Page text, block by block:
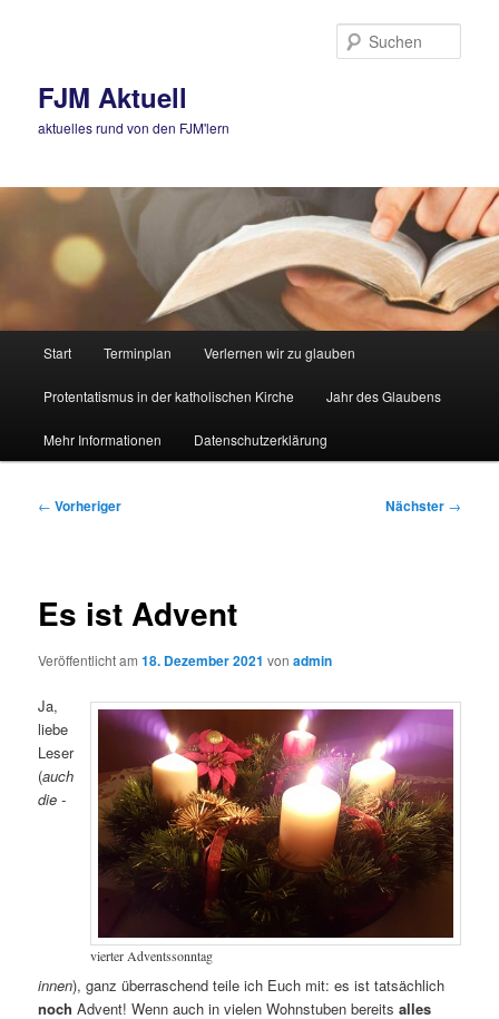
FJM Aktuell
aktuelles rund von den FJM'lern
Start Terminplan Verlernen wir zu glauben
Protentatismus in der katholischen Kirche Jahr des Glaubens
Mehr Informationen Datenschutzerklärung
Beitragsnavigation
← Vorheriger Nächster →
Es ist Advent
Veröffentlicht am18. Dezember 2021 vonadmin
vierter Adventssonntag
Ja,
liebe
Leser
(auch
die -
innen), ganz überraschend teile ich Euch mit: es ist tatsächlich
noch Advent! Wenn auch in vielen Wohnstuben bereitsalles